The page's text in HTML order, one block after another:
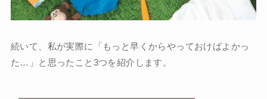
続いて、私が実際に「もっと早くからやっておけばよかっ
た…」と思ったこと3つを紹介します。